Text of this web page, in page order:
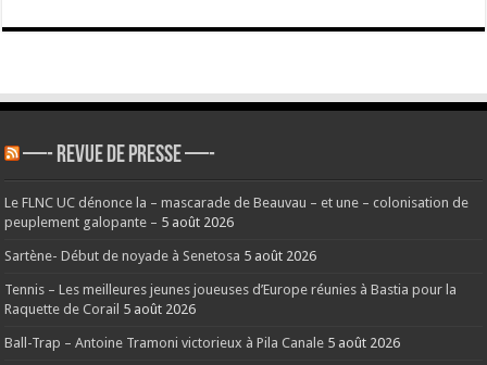
—- REVUE DE PRESSE —-
Le FLNC UC dénonce la – mascarade de Beauvau – et une – colonisation de
peuplement galopante – 5 août 2026
Sartène- Début de noyade à Senetosa 5 août 2026
Tennis – Les meilleures jeunes joueuses d’Europe réunies à Bastia pour la
Raquette de Corail 5 août 2026
Ball-Trap – Antoine Tramoni victorieux à Pila Canale 5 août 2026